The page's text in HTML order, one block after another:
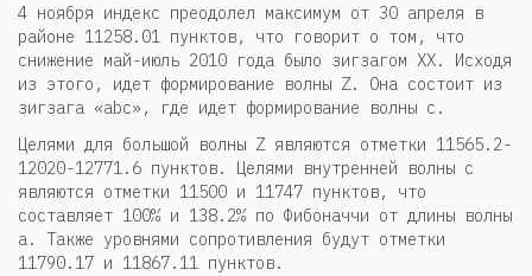
4 ноября индекс преодолел максимум от 30 апреля в
районе 11258.01 пунктов, что говорит о том, что
снижение май-июль 2010 года было зигзагом XX. Исходя
из этого, идет формирование волны Z. Она состоит из
зигзага «abc», где идет формирование волны с.
Целями для большой волны Z являются отметки 11565.2-
12020-12771.6 пунктов. Целями внутренней волны с
являются отметки 11500 и 11747 пунктов, что
составляет 100% и 138.2% по Фибоначчи от длины волны
а. Также уровнями сопротивления будут отметки
11790.17 и 11867.11 пунктов.